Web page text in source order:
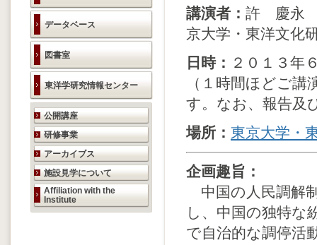
データベース
図書室
東洋学研究情報センター
研究活動のご案内
公開講座
研修事業
アーカイブス
施設見学について
Affiliation with the
Institute
講演者： 許 慶永
京大学・東洋文化
日時： ２０１３年
（１時間ほどご
す。なお、報告及
場所： 東京大学・
企画趣旨：
中国の人民調解
し、中国の独特な
で自治的な調停活